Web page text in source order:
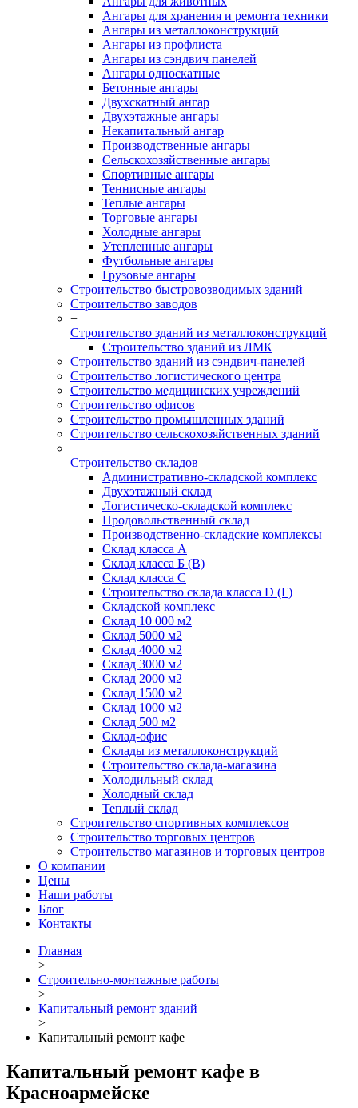
Ангары для хранения и ремонта техники
Ангары из металлоконструкций
Ангары из профлиста
Ангары из сэндвич панелей
Ангары односкатные
Бетонные ангары
Двухскатный ангар
Двухэтажные ангары
Некапитальный ангар
Производственные ангары
Сельскохозяйственные ангары
Спортивные ангары
Теннисные ангары
Теплые ангары
Торговые ангары
Холодные ангары
Утепленные ангары
Футбольные ангары
Грузовые ангары
Строительство быстровозводимых зданий
Строительство заводов
+
Строительство зданий из металлоконструкций
Строительство зданий из ЛМК
Строительство зданий из сэндвич-панелей
Строительство логистического центра
Строительство медицинских учреждений
Строительство офисов
Строительство промышленных зданий
Строительство сельскохозяйственных зданий
+
Строительство складов
Административно-складской комплекс
Двухэтажный склад
Логистическо-складской комплекс
Продовольственный склад
Производственно-складские комплексы
Склад класса А
Склад класса Б (B)
Склад класса С
Строительство склада класса D (Г)
Складской комплекс
Склад 10 000 м2
Склад 5000 м2
Склад 4000 м2
Склад 3000 м2
Склад 2000 м2
Склад 1500 м2
Склад 1000 м2
Склад 500 м2
Склад-офис
Склады из металлоконструкций
Строительство склада-магазина
Холодильный склад
Холодный склад
Теплый склад
Строительство спортивных комплексов
Строительство торговых центров
Строительство магазинов и торговых центров
О компании
Цены
Наши работы
Блог
Контакты
Главная
>
Строительно-монтажные работы
>
Капитальный ремонт зданий
>
Капитальный ремонт кафе
Капитальный ремонт кафе в
Красноармейске